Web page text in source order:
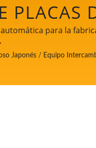
LÍNEA
DE
DE
para la
alimentaria.
Japonés / Equipo